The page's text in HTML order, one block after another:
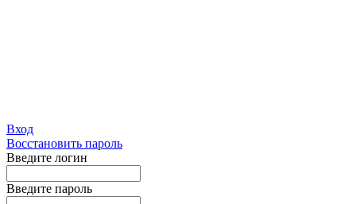
Вход
Восстановить пароль
Введите логин
Введите пароль